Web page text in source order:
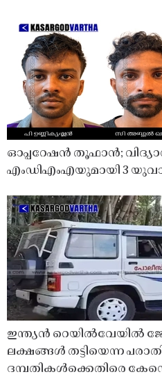
ഓപ്പറേഷൻ തൂഫാൻ;
എംഡിഎംഎയുമായി 3
ഇന്ത്യൻ റെയിൽവേയിൽ
ലക്ഷങ്ങൾ തട്ടിയെന്ന
ദമ്പതികൾക്കെതിരെ